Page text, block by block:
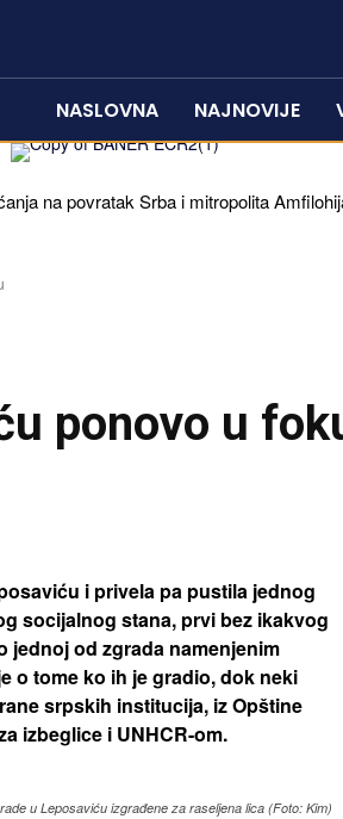
NASLOVNA NAJNOVIJE
na povratak Srba i mitropolita
ponovo u
i privela pa pustila jednog
socijalnog stana, prvi bez ikakvog
jednoj od zgrada namenjenim
o tome ko ih je gradio, dok neki
srpskih institucija, iz Opštine
izbeglice i UNHCR-om.
u Leposaviću izgrađene za raseljena lica (Foto: Kim)